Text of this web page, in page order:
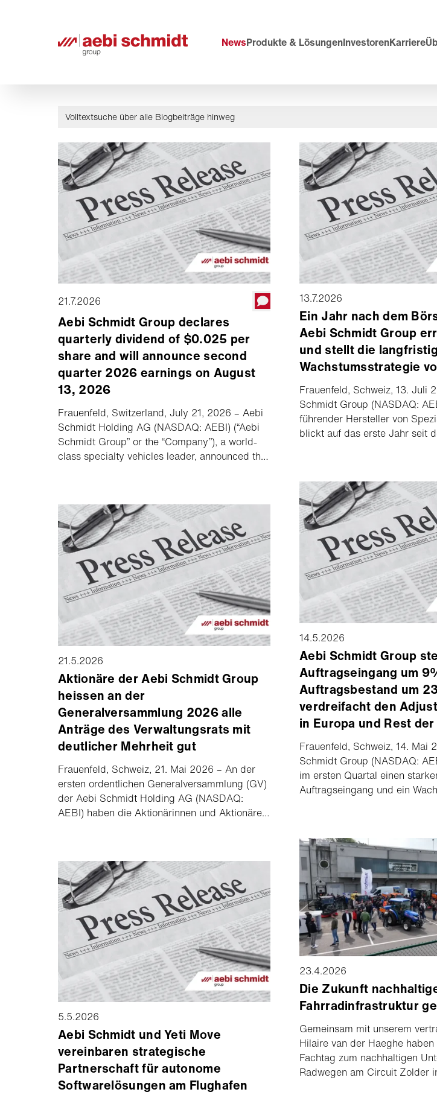
NewsProdukte & LösungenInvestorenKarriere
21.7.2026
Aebi Schmidt Group declares
quarterly dividend of $0.025 per
share and will announce second
quarter 2026 earnings on August
13, 2026
Frauenfeld, Switzerland, July 21, 2026 – Aebi
Schmidt Holding AG (NASDAQ: AEBI) (“Aebi
Schmidt Group” or the “Company”), a world-
class specialty vehicles leader, announced that
earnings call and webcast on August 13,
2026.
21.5.2026
Aktionäre der Aebi Schmidt Group
heissen an der
Generalversammlung 2026 alle
Anträge des Verwaltungsrats mit
deutlicher Mehrheit gut
Frauenfeld, Schweiz, 21. Mai 2026 – An der
ersten ordentlichen Generalversammlung (GV)
der Aebi Schmidt Holding AG (NASDAQ:
AEBI) haben die Aktionärinnen und Aktionäre
5.5.2026
Aebi Schmidt und Yeti Move
vereinbaren strategische
Partnerschaft für autonome
Softwarelösungen am Flughafen
13.7.2026
Ein Jahr nach dem
Aebi Schmidt Group
und stellt die
Wachstumsstrategie
Frauenfeld, Schweiz, 13. Juli
Schmidt Group (NASDAQ:
führender Hersteller von
blickt auf das erste Jahr seit
ein und präsentiert die
profitablen Wachstums.
14.5.2026
Aebi Schmidt Group
Auftragseingang um
Auftragsbestand um
verdreifacht den
in Europa und Rest
Frauenfeld, Schweiz, 14. Mai
Schmidt Group (NASDAQ:
im ersten Quartal einen
Auftragseingang und ein
EBITDA-Marge stieg auf
bestätigt ihre
23.4.2026
Die Zukunft
Fahrradinfrastruktur
Gemeinsam mit unserem
Hilaire van der Haeghe
Fachtag zum nachhaltigen
Radwegen am Circuit Zolder